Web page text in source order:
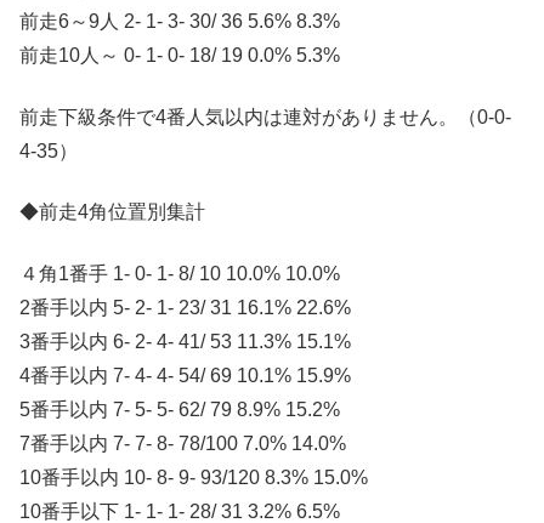
前走6～9人 2- 1- 3- 30/ 36 5.6% 8.3%
前走10人～ 0- 1- 0- 18/ 19 0.0% 5.3%
前走下級条件で4番人気以内は連対がありません。（0-0-
4-35）
◆前走4角位置別集計
４角1番手 1- 0- 1- 8/ 10 10.0% 10.0%
2番手以内 5- 2- 1- 23/ 31 16.1% 22.6%
3番手以内 6- 2- 4- 41/ 53 11.3% 15.1%
4番手以内 7- 4- 4- 54/ 69 10.1% 15.9%
5番手以内 7- 5- 5- 62/ 79 8.9% 15.2%
7番手以内 7- 7- 8- 78/100 7.0% 14.0%
10番手以内 10- 8- 9- 93/120 8.3% 15.0%
10番手以下 1- 1- 1- 28/ 31 3.2% 6.5%